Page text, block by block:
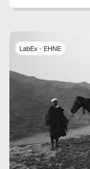
LabEx - EHNE